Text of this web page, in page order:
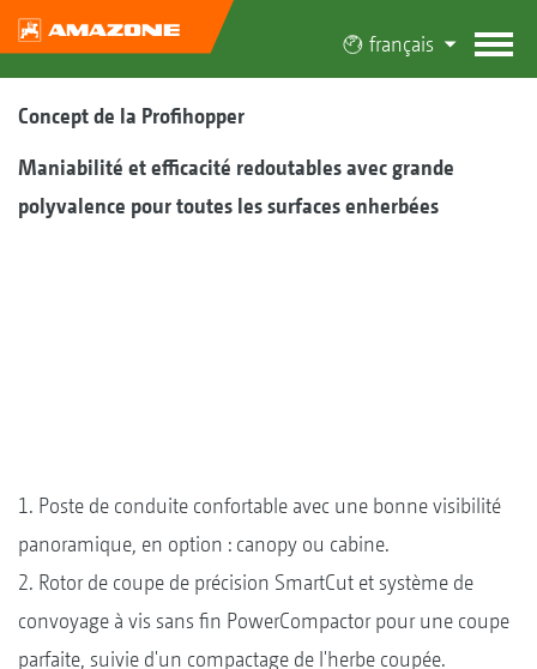
français
Concept de la Profihopper
Maniabilité et efficacité redoutables avec grande
polyvalence pour toutes les surfaces enherbées
1. Poste de conduite confortable avec une bonne visibilité
panoramique, en option : canopy ou cabine.
2. Rotor de coupe de précision SmartCut et système de
convoyage à vis sans fin PowerCompactor pour une coupe
parfaite, suivie d'un compactage de l'herbe coupée.